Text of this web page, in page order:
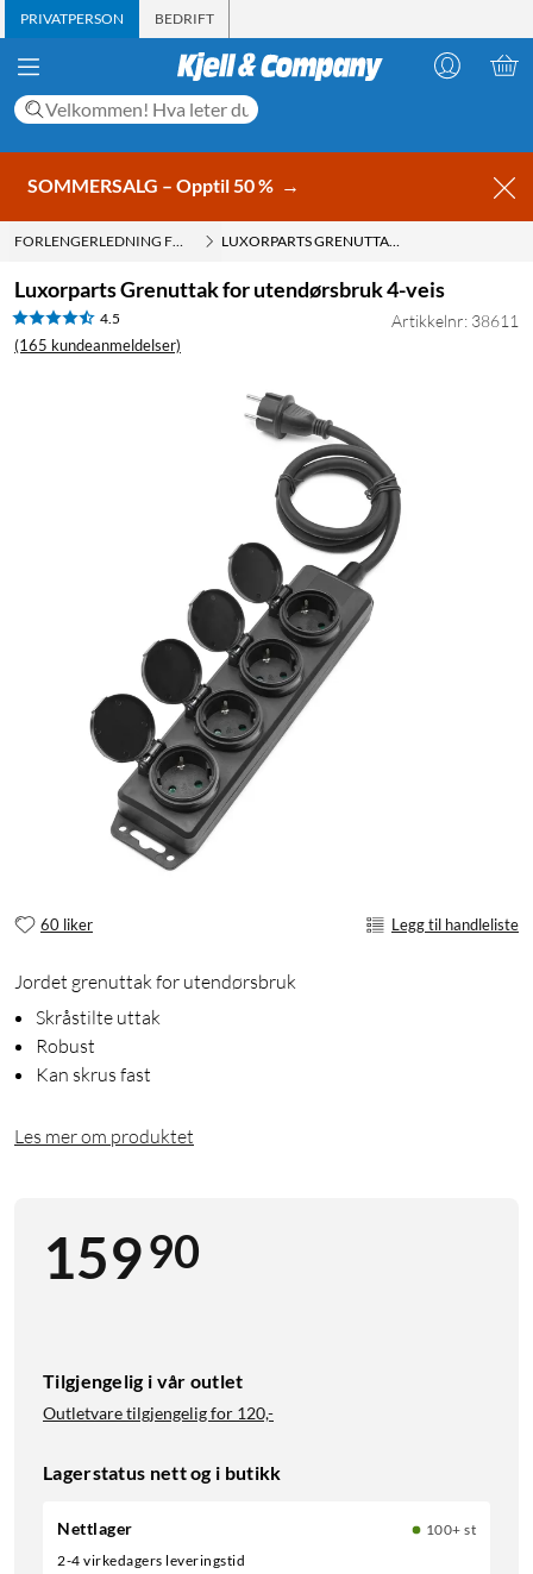
PRIVATPERSON BEDRIFT
SOMMERSALG – Opptil 50 % →
FORLENGERLEDNING FOR BRUK UTENDØRS LUXORPARTS GRENUTTAK FOR UTENDØRSBRUK 4-VEIS
Luxorparts Grenuttak for utendørsbruk 4-veis
4.5
(165 kundeanmeldelser)
Artikkelnr: 38611
60 liker Legg til handleliste
Jordet grenuttak for utendørsbruk
Skråstilte uttak
Robust
Kan skrus fast
Les mer om produktet
15990
Tilgjengelig i vår outlet
Outletvare tilgjengelig for 120,-
Lagerstatus nett og i butikk
Nettlager
100+ st
2-4 virkedagers leveringstid